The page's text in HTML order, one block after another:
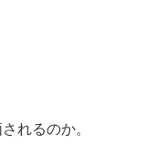
れるのか。